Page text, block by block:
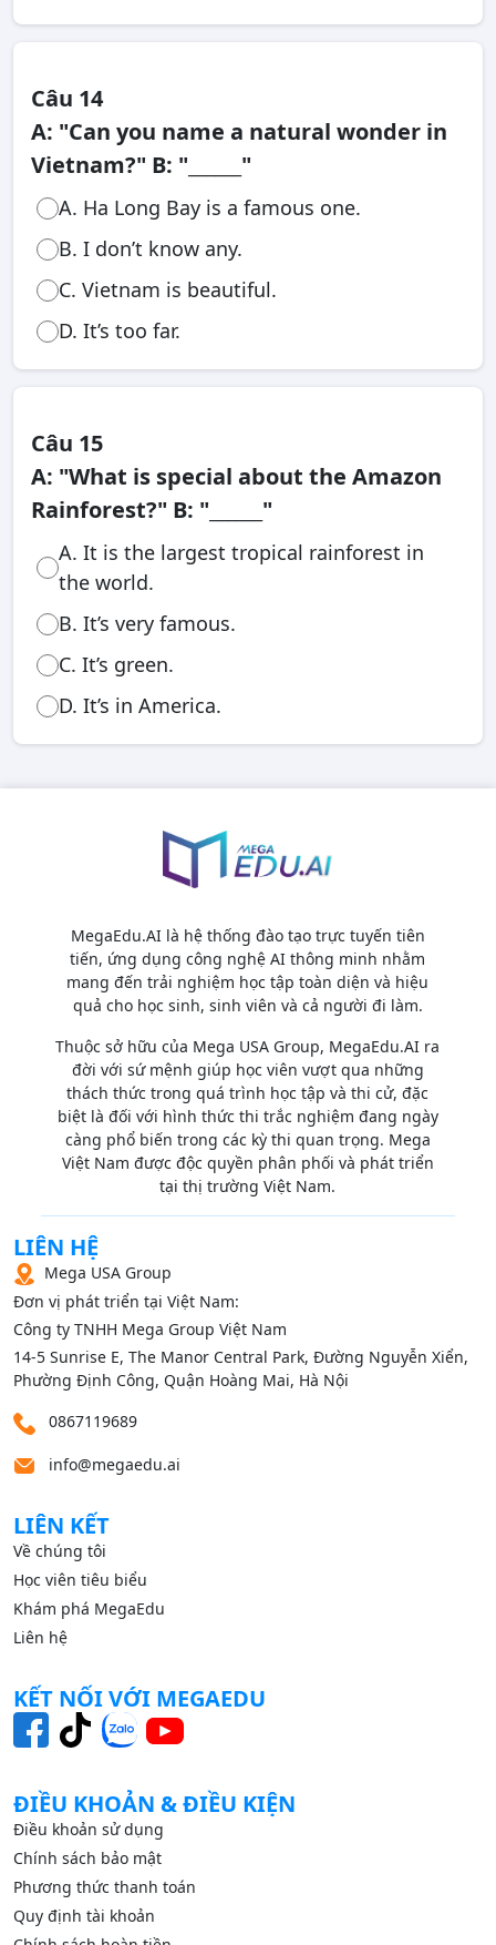
Câu 14
A: "Can you name a natural wonder in
Vietnam?" B: "______"
A. Ha Long Bay is a famous one.
B. I don’t know any.
C. Vietnam is beautiful.
D. It’s too far.
Câu 15
A: "What is special about the Amazon
Rainforest?" B: "______"
A. It is the largest tropical rainforest in
the world.
B. It’s very famous.
C. It’s green.
D. It’s in America.
MegaEdu.AI là hệ thống đào tạo trực tuyến tiên
tiến, ứng dụng công nghệ AI thông minh nhằm
mang đến trải nghiệm học tập toàn diện và hiệu
quả cho học sinh, sinh viên và cả người đi làm.
Thuộc sở hữu của Mega USA Group, MegaEdu.AI ra
đời với sứ mệnh giúp học viên vượt qua những
thách thức trong quá trình học tập và thi cử, đặc
biệt là đối với hình thức thi trắc nghiệm đang ngày
càng phổ biến trong các kỳ thi quan trọng. Mega
Việt Nam được độc quyền phân phối và phát triển
tại thị trường Việt Nam.
LIÊN HỆ
Mega USA Group
Đơn vị phát triển tại Việt Nam:
Công ty TNHH Mega Group Việt Nam
14‑5 Sunrise E, The Manor Central Park, Đường Nguyễn Xiển,
Phường Định Công, Quận Hoàng Mai, Hà Nội
0867119689
info@megaedu.ai
LIÊN KẾT
Về chúng tôi
Học viên tiêu biểu
Khám phá MegaEdu
Liên hệ
KẾT NỐI VỚI MEGAEDU
ĐIỀU KHOẢN & ĐIỀU KIỆN
Điều khoản sử dụng
Chính sách bảo mật
Phương thức thanh toán
Quy định tài khoản